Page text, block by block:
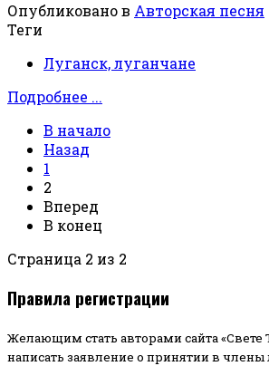
Опубликовано в Авторская песня
Теги
Луганск, луганчане
Подробнее ...
В начало
Назад
1
2
Вперед
В конец
Страница 2 из 2
Правила регистрации
Желающим стать авторами сайта «Свете
написать заявление о принятии в